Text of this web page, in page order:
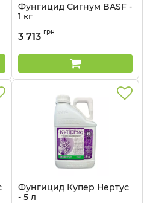
Фунгицид Сигнум BASF -
1 кг
3 713 грн
Фунгицид Купер Нертус
- 5 л